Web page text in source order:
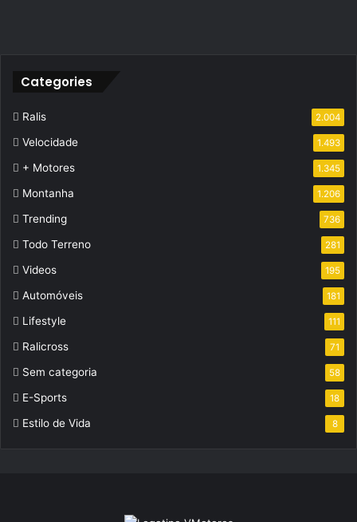
Categories
Ralis 2.004
Velocidade 1.493
+ Motores 1.345
Montanha 1.206
Trending 736
Todo Terreno 281
Videos 195
Automóveis 181
Lifestyle 111
Ralicross 71
Sem categoria 58
E-Sports 18
Estilo de Vida 8